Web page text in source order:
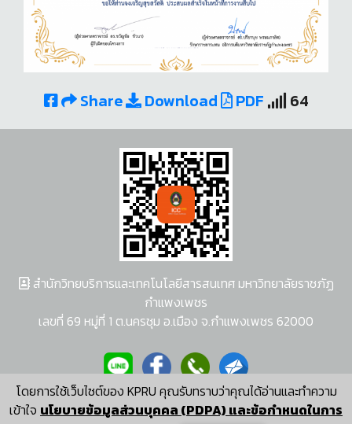
Share Download PDF 64
โดยการใช้เว็บไซต์ของ KPRU คุณรับทราบว่าคุณได้อ่านและทำความ
เข้าใจ นโยบายข้อมูลส่วนบุคคล (PDPA) และข้อกำหนดในการ
สำนักวิทยบริการและเทคโนโลยีสารสนเทศ มหาวิทยาลัยราชภัฏ
กำแพงเพชร
เลขที่ 69 หมู่ที่ 1 ต.นครชุม อ.เมือง จ.กำแพงเพชร 62000
ผู้พัฒนาระบบ อนุชา พวงผกา